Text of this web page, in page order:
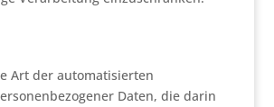
Art der automatisierten
Daten, die darin